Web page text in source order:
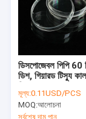
ডিসপোজেবল পিপি 60
ডিশ, গিয়ারড টিস্যু
মূল্য:0.11USD/PCS
MOQ:আলোচনা
সর্বশেষ দাম পান